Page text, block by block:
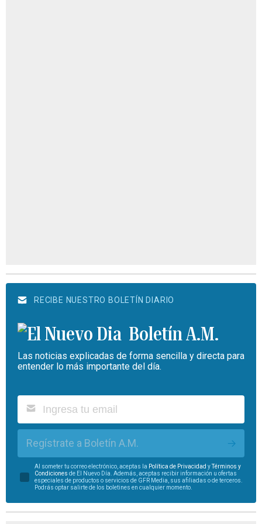
RECIBE NUESTRO BOLETÍN DIARIO
Boletín A.M.
Las noticias explicadas de forma sencilla y directa para
entender lo más importante del día.
Regístrate a Boletín A.M.
Al someter tu correo electrónico, aceptas la Política de Privacidad yTérminos y
Condiciones de El Nuevo Día. Además, aceptas recibir información u ofertas
especiales de productos o servicios de GFR Media, sus afiliadas o de terceros.
Podrás optar salirte de los boletines en cualquier momento.